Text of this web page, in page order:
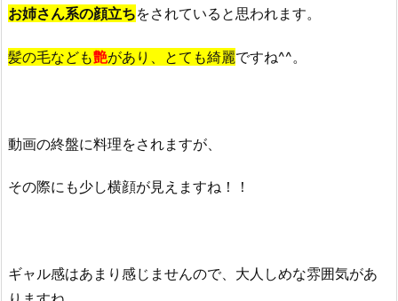
お姉さん系の顔立ちをされていると思われます。
髪の毛なども艶があり、とても綺麗ですね^^。
動画の終盤に料理をされますが、
その際にも少し横顔が見えますね！！
ギャル感はあまり感じませんので、大人しめな雰囲気があ